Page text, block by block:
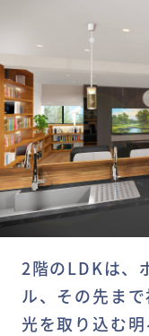
2階のLDKは、
ル、その先ま
光を取り込む